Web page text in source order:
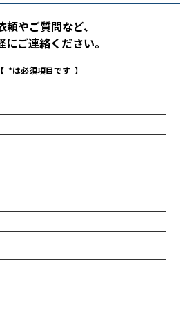
頼やご質問など、
にご連絡ください。
【 *は必須項目です 】